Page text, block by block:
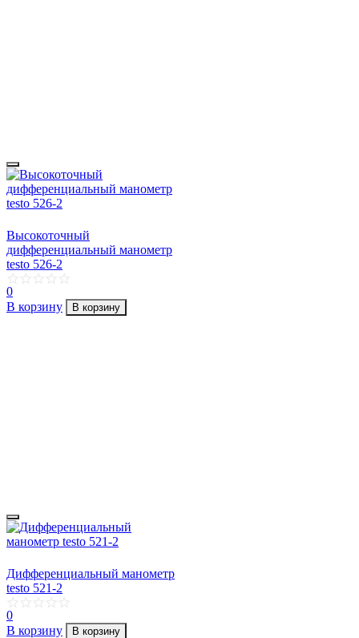
Высокоточный
дифференциальный манометр
testo 526-2
0
В корзину
В корзину
Дифференциальный манометр
testo 521-2
0
В корзину
В корзину